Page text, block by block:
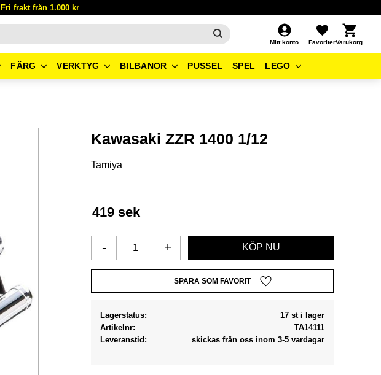
Fri frakt från 1.000 kr
Mitt konto
Favoriter
Kundvagn
FÄRG VERKTYG BILBANOR PUSSEL SPEL LEGO
Kawasaki ZZR 1400 1/12
Tamiya
419 sek
+
-
Lägg till i favoriter
Lagerstatus
17 st i lager
Artikelnr
TA14111
Leveranstid
skickas från oss inom 3-5 vardagar